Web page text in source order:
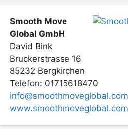
Smooth Move
Global GmbH
David Bink
Bruckerstrasse 16
85232 Bergkirchen
Telefon: 01715618470
info@smoothmoveglobal.com
www.smoothmoveglobal.com